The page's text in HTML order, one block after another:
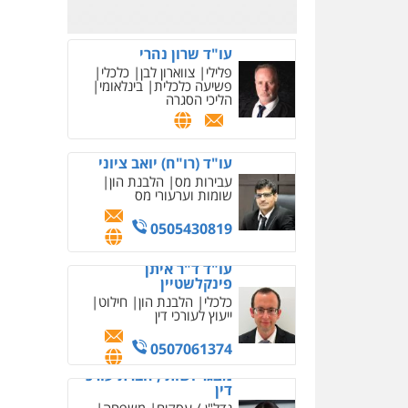
מצגר ושות', חברת עורכי
דין
נדל"ן / עסקים משפחה
תעבורה כלכלי הוצאה
לפועל
0545402829
עורך דין תמיר אלטיט
פלילי תעבורה
0545577862
עו"ד יוסי חמצני
כלכלי צווארון לבן
כלכלית עבירות מס הלבנת
הון
0505471497
גיל דביר – משרד עורכי